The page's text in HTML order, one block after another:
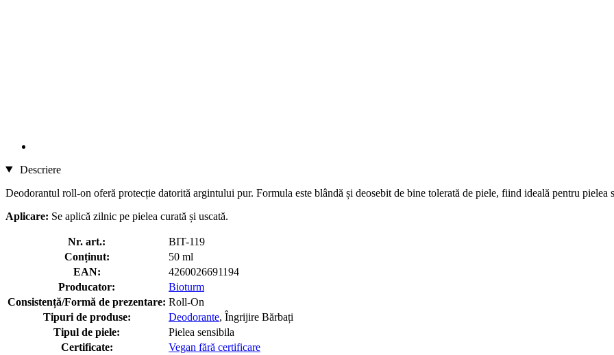
Descriere
Deodorantul roll-on oferă protecție datorită argintului pur. Formula este blândă și deosebit de bine tolerată de piele, fiind ideală pentru pielea
Aplicare: Se aplică zilnic pe pielea curată și uscată.
Nr. art.:
BIT-119
Conținut:
50 ml
EAN:
4260026691194
Producator:
Bioturm
Consistență/Formă de prezentare: Roll-On
Tipuri de produse:
Deodorante, Îngrijire Bărbați
Tipul de piele:
Pielea sensibila
Certificate:
Vegan fără certificare